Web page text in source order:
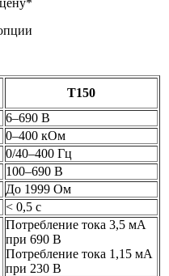
T150
6–690 В
0–400 кОм
0/40–400 Гц
100–690 В
До 1999 Ом
< 0,5 с
Потребление тока 3,5 мА
при 690 В
Потребление тока 1,15 мА
при 230 В